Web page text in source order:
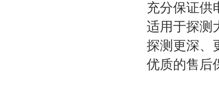
充分保证供
适用于探测
探测更深、
优质的售后